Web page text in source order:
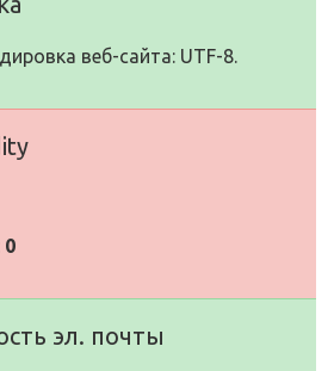
веб-сайта: UTF-8.
0
эл. почты